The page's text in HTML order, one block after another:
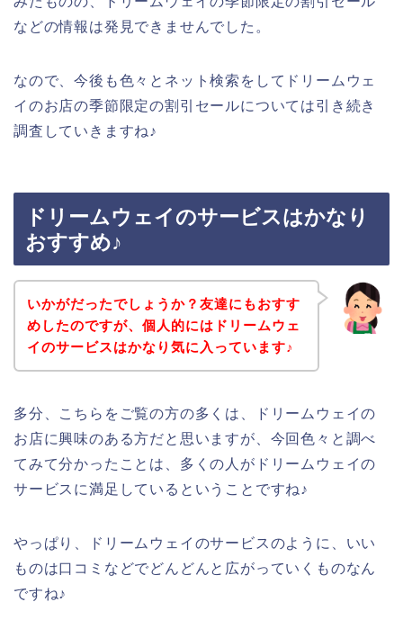
などの情報は発見できませんでした。
なので、今後も色々とネット検索をしてドリームウェ
イのお店の季節限定の割引セールについては引き続き
調査していきますね♪
ドリームウェイのサービスはかなり
おすすめ♪
いかがだったでしょうか？友達にもおすす
めしたのですが、個人的にはドリームウェ
イのサービスはかなり気に入っています♪
多分、こちらをご覧の方の多くは、ドリームウェイの
お店に興味のある方だと思いますが、今回色々と調べ
てみて分かったことは、多くの人がドリームウェイの
サービスに満足しているということですね♪
やっぱり、ドリームウェイのサービスのように、いい
ものは口コミなどでどんどんと広がっていくものなん
ですね♪